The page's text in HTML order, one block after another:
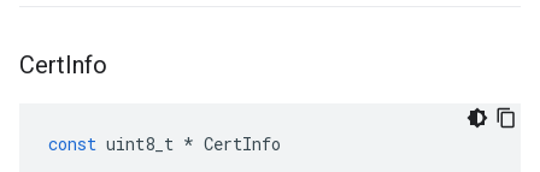
CertInfo
const uint8_t * CertInfo